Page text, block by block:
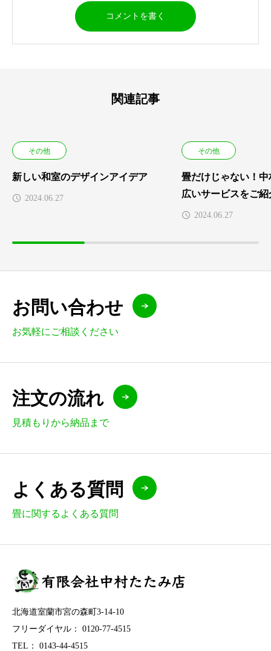
関連記事
その他
新しい和室のデザインアイデア
2024.06.27
その他
畳だけじゃない！
広いサービスをご紹
2024.06.27
お問い合わせ
お気軽にご相談ください
注文の流れ
見積もりから納品まで
よくある質問
畳に関するよくある質問
北海道室蘭市宮の森町3-14-10
フリーダイヤル： 0120-77-4515
TEL： 0143-44-4515